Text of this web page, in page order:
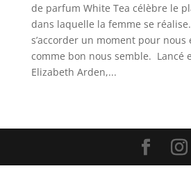
de parfum White Tea célèbre le
dans laquelle la femme se
s’accorder un moment pour
comme bon nous semble. Lancé
Elizabeth Arden,...